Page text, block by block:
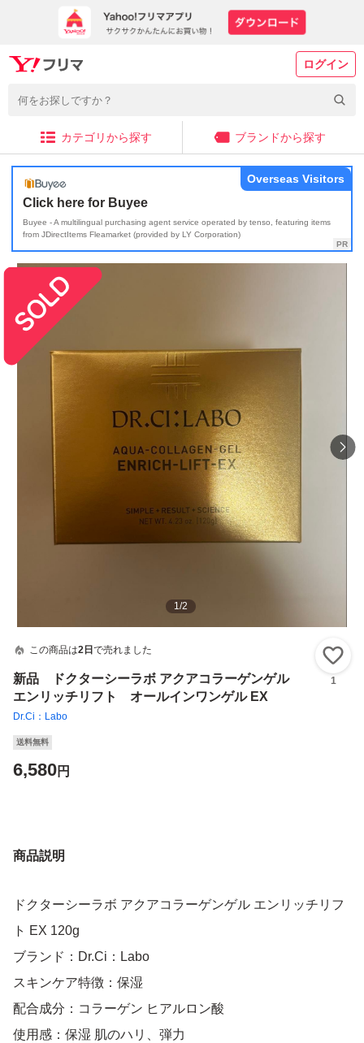
ログイン
カテゴリから探す ブランドから探す
Click here for Buyee
Buyee - A multilingual purchasing agent service operated by tenso, featuring items
from JDirectItems Fleamarket (provided by LY Corporation)
Overseas Visitors
1/2
この商品は2日 で売れました
新品 ドクターシーラボ アクアコラーゲンゲル
エンリッチリフト オールインワンゲル EX
Dr.Ci：Labo
1
送料無料
6,580円
商品説明
ドクターシーラボ アクアコラーゲンゲル エンリッチリフ
ト EX 120g
ブランド：Dr.Ci：Labo
スキンケア特徴：保湿
配合成分：コラーゲン ヒアルロン酸
使用感：保湿 肌のハリ、弾力